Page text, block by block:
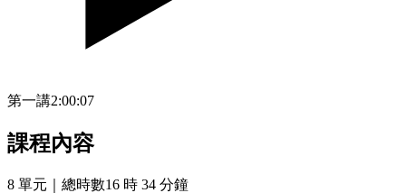
第一講2:00:07
課程內容
8 單元 ｜總時數16 時 34 分鐘